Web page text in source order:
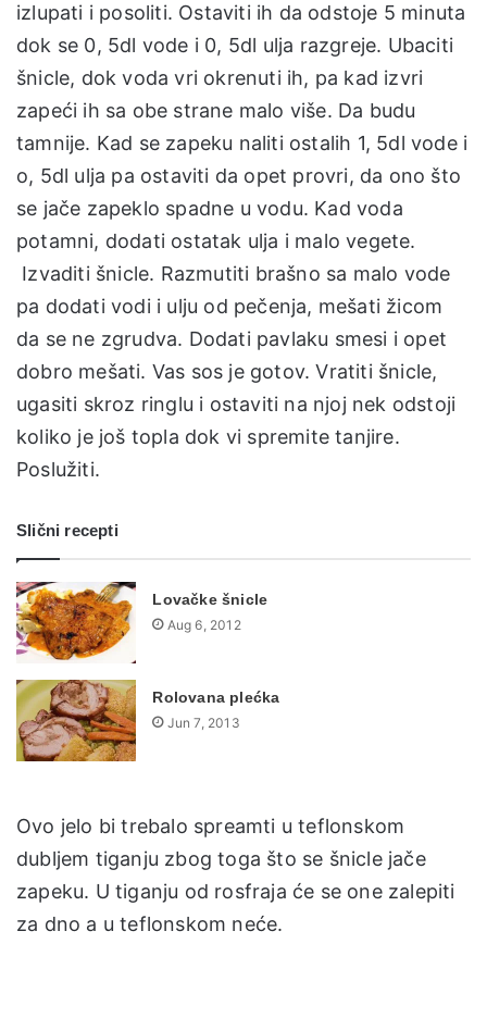
izlupati i posoliti. Ostaviti ih da odstoje 5 minuta
dok se 0, 5dl vode i 0, 5dl ulja razgreje. Ubaciti
šnicle, dok voda vri okrenuti ih, pa kad izvri
zapeći ih sa obe strane malo više. Da budu
tamnije. Kad se zapeku naliti ostalih 1, 5dl vode i
o, 5dl ulja pa ostaviti da opet provri, da ono što
se jače zapeklo spadne u vodu. Kad voda
potamni, dodati ostatak ulja i malo vegete.
Izvaditi šnicle. Razmutiti brašno sa malo vode
pa dodati vodi i ulju od pečenja, mešati žicom
da se ne zgrudva. Dodati pavlaku smesi i opet
dobro mešati. Vas sos je gotov. Vratiti šnicle,
ugasiti skroz ringlu i ostaviti na njoj nek odstoji
koliko je još topla dok vi spremite tanjire.
Poslužiti.
Slični recepti
Lovačke šnicle
Aug 6, 2012
Rolovana plećka
Jun 7, 2013
Ovo jelo bi trebalo spreamti u teflonskom
dubljem tiganju zbog toga što se šnicle jače
zapeku. U tiganju od rosfraja će se one zalepiti
za dno a u teflonskom neće.